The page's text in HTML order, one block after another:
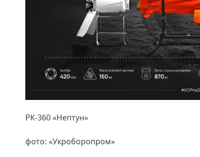
РК-360 «Нептун»
фото: «Укроборопром»